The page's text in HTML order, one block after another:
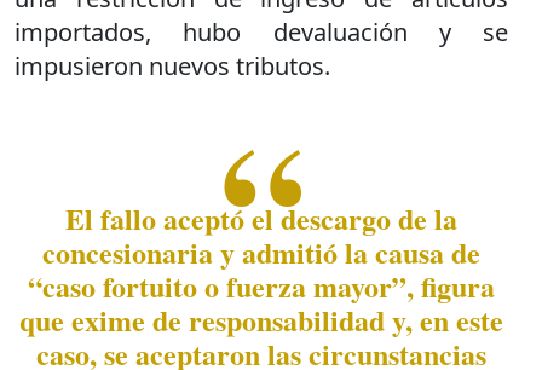
importados, hubo devaluación y se
impusieron nuevos tributos.
El fallo aceptó el descargo de la
concesionaria y admitió la causa de
“caso fortuito o fuerza mayor”, figura
que exime de responsabilidad y, en este
caso, se aceptaron las circunstancias